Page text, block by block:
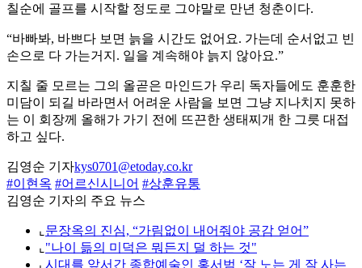
칠순에 골프를 시작할 정도로 그야말로 만년 청춘이다.
“바빠봐, 바쁘다 보면 늙을 시간도 없어요. 가는데 순서없고 빈
손으로 다 가는거지. 일을 계속해야 늙지 않아요.”
지칠 줄 모르는 그의 올곧은 마인드가 우리 독자들에도 훈훈한
미담이 되길 바라면서 어려운 사람을 보면 그냥 지나치지 못하
는 이 회장께 올해가 가기 전에 뜨끈한 생태찌개 한 그릇 대접
하고 싶다.
김영순 기자kys0701@etoday.co.kr
#이현옥 #어르신시니어 #상훈유통
김영순 기자의 주요 뉴스
⌞ 문장옥의 진심, “가림없이 내어줘야 공감 얻어”
⌞ "나이 듦의 미덕은 뭐든지 덜 하는 것"
⌞ 시대를 앞서간 종합예술인 홍서범 ‘잘 노는 게 잘 사는